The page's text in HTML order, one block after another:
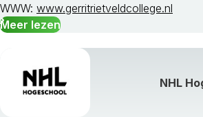
WWW: www.gerritrietveldcollege.nl
Meer lezen
NHL